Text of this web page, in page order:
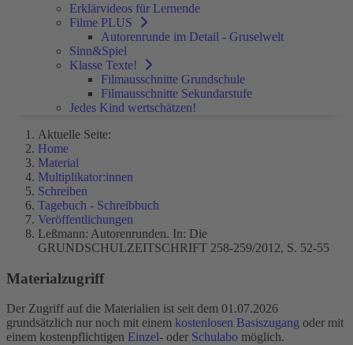
Erklärvideos für Lernende
Filme PLUS
Autorenrunde im Detail - Gruselwelt
Sinn&Spiel
Klasse Texte!
Filmausschnitte Grundschule
Filmausschnitte Sekundarstufe
Jedes Kind wertschätzen!
Aktuelle Seite:
Home
Material
Multiplikator:innen
Schreiben
Tagebuch - Schreibbuch
Veröffentlichungen
Leßmann: Autorenrunden. In: Die
GRUNDSCHULZEITSCHRIFT 258-259/2012, S. 52-55
Materialzugriff
Der Zugriff auf die Materialien ist seit dem 01.07.2026
grundsätzlich nur noch mit einem kostenlosen Basiszugang oder mit
einem kostenpflichtigen Einzel- oder Schulabo möglich.